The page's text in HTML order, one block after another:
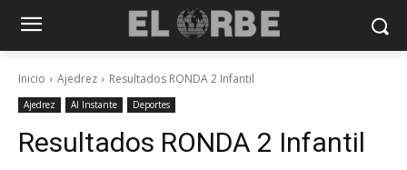
Inicio Ajedrez Resultados RONDA 2 Infantil
Ajedrez Al Instante Deportes
Resultados RONDA 2 Infantil